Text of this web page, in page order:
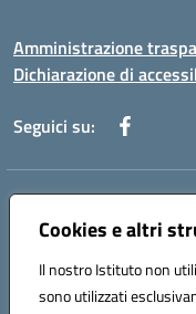
Cookies e altri
Il nostro Istituto non
sono utilizzati
Amministrazione
Dichiarazione di
Seguici su:
Indirizzo:
Centralino:089868360
Codice fiscale: